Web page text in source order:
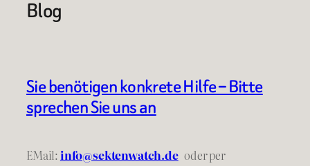
Blog
Sie benötigen konkrete Hilfe – Bitte
sprechen Sie uns an
EMail:info@sektenwatch.de oderper